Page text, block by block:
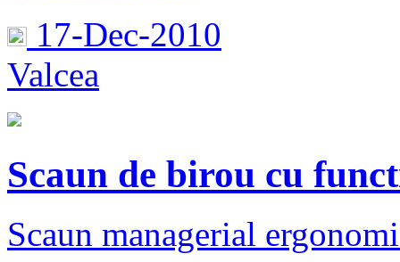
17-Dec-2010
Valcea
Scaun de birou cu
Scaun managerial